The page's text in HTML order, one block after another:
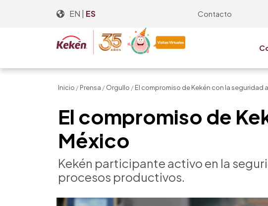
EN ES Contacto
Inicio /Prensa /Orgullo /El compromiso de Kekén con la seguridad
El compromiso de
México
Kekén participante activo en la
procesos productivos.